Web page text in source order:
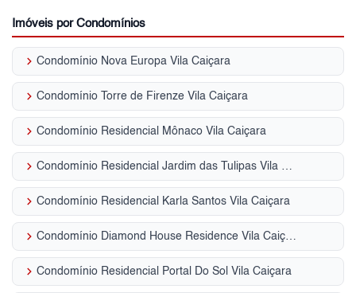
Imóveis por Condomínios
keyboard_arrow_right Condomínio Nova Europa Vila Caiçara
keyboard_arrow_right Condomínio Torre de Firenze Vila Caiçara
keyboard_arrow_right Condomínio Residencial Mônaco Vila Caiçara
keyboard_arrow_right Condomínio Residencial Jardim das Tulipas Vila Caiçara
keyboard_arrow_right Condomínio Residencial Karla Santos Vila Caiçara
keyboard_arrow_right Condomínio Diamond House Residence Vila Caiçara
keyboard_arrow_right Condomínio Residencial Portal Do Sol Vila Caiçara